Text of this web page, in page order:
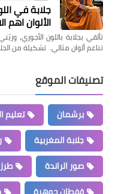
جلابة في
الألوان اهم
تألقي بجلابة باللون الأجوري،
تناغم ألوان مثالي. تشكيلة من
تصنيفات الموقع
برشمان تعليم
جلابة المغربية
صور الراندة